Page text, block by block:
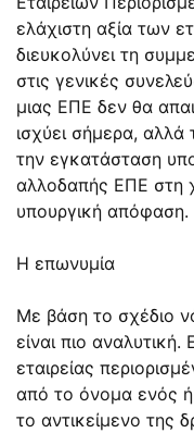
ελάχιστη αξία των
διευκολύνει τη
στις γενικές
μιας ΕΠΕ δεν θα
ισχύει σήμερα,
την εγκατάσταση
αλλοδαπής ΕΠΕ στη
υπουργική απόφαση.
Η επωνυμία
Με βάση το σχέδιο
είναι πιο
εταιρείας
από το όνομα ενός ή
το αντικείμενο της